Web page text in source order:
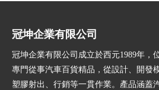
冠坤企業有限公司
冠坤企業有限公司成立於西元1989年，
專門從事汽車百貨精品，從設計、開發
塑膠射出、行銷等一貫作業。產品涵蓋